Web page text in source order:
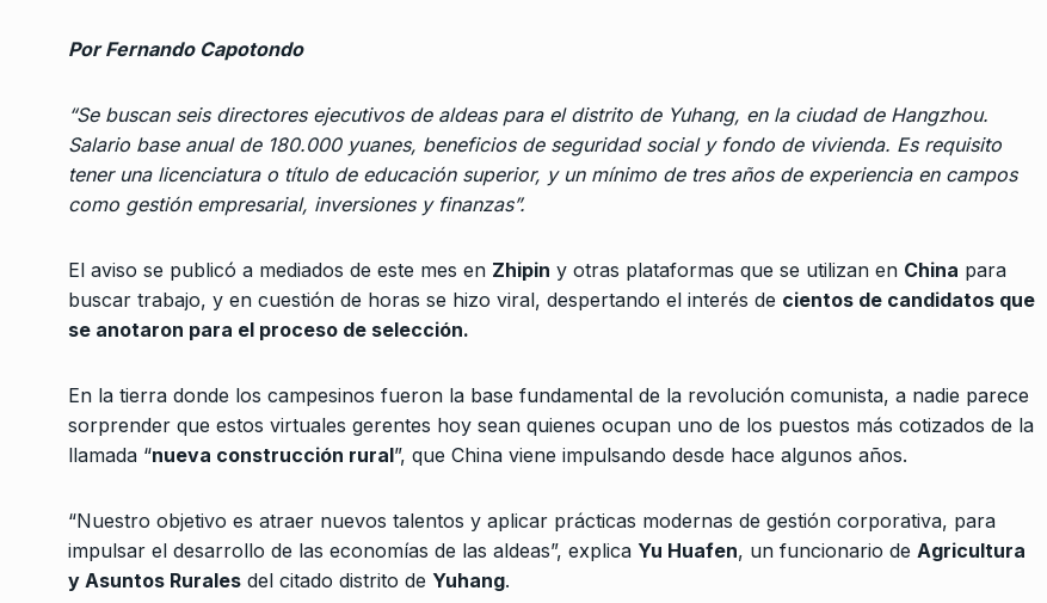
Por Fernando Capotondo
“Se buscan seis directores ejecutivos de aldeas para el distrito de Yuhang, en la ciudad de Hangzhou.
Salario base anual de 180.000 yuanes, beneficios de seguridad social y fondo de vivienda. Es requisito
tener una licenciatura o título de educación superior, y un mínimo de tres años de experiencia en campos
como gestión empresarial, inversiones y finanzas”.
El aviso se publicó a mediados de este mes en Zhipin y otras plataformas que se utilizan en China para
buscar trabajo, y en cuestión de horas se hizo viral, despertando el interés de cientos de candidatos que
se anotaron para el proceso de selección.
En la tierra donde los campesinos fueron la base fundamental de la revolución comunista, a nadie parece
sorprender que estos virtuales gerentes hoy sean quienes ocupan uno de los puestos más cotizados de la
llamada “nueva construcción rural”, que China viene impulsando desde hace algunos años.
“Nuestro objetivo es atraer nuevos talentos y aplicar prácticas modernas de gestión corporativa, para
impulsar el desarrollo de las economías de las aldeas”, explica Yu Huafen, un funcionario de Agricultura
y Asuntos Rurales del citado distrito de Yuhang.
2
3
Estabilidad del empleado
público, afuera
CABALLERO DE DÍA
24 De Octubre De
4
«Se consiguieron los votos para
rechazar el veto»
De 2025
Demetrio Iramain: «Hebe
político que…
ALERTA! 3 De Octubre De 2023
10
«No transmitir el Mundial
corresponde a esta lógica de
privatizar…